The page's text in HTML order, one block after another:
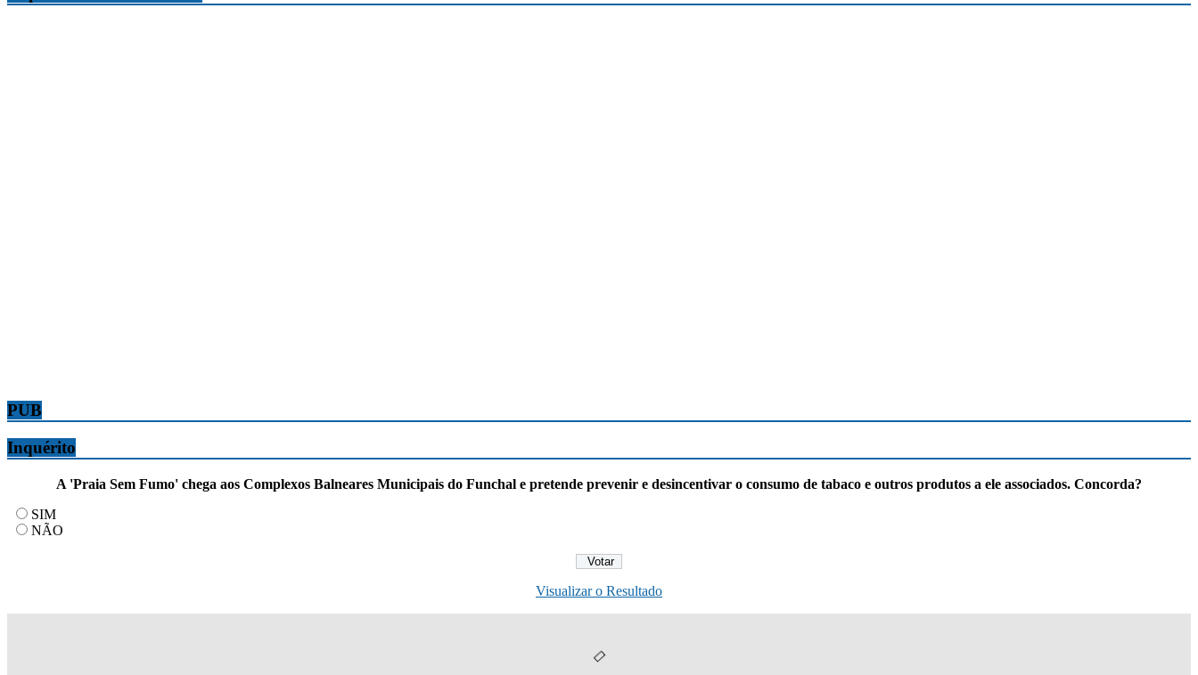
PUB
Inquérito
A 'Praia Sem Fumo' chega aos Complexos Balneares Municipais do Funchal e pretende prevenir e desincentivar o consumo de tabaco e outros produtos a ele associados. Concorda?
SIM
NÃO
Visualizar o Resultado